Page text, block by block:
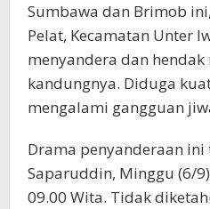
Sumbawa dan Brimob
Pelat, Kecamatan Unter
menyandera dan
kandungnya. Diduga
mengalami gangguan
Drama penyanderaan
Saparuddin, Minggu (6/
09.00 Wita. Tidak